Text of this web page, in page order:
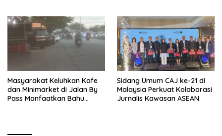
Masyarakat Keluhkan Kafe
dan Minimarket di Jalan By
Pass Manfaatkan Bahu
Sidang Umum CAJ ke-21 di
Malaysia Perkuat Kolaborasi
Jurnalis Kawasan ASEAN